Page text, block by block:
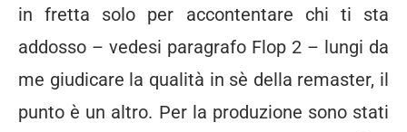
in fretta solo per accontentare chi ti sta
addosso – vedesi paragrafo Flop 2 – lungi da
me giudicare la qualità in sè della remaster, il
punto è un altro. Per la produzione sono stati